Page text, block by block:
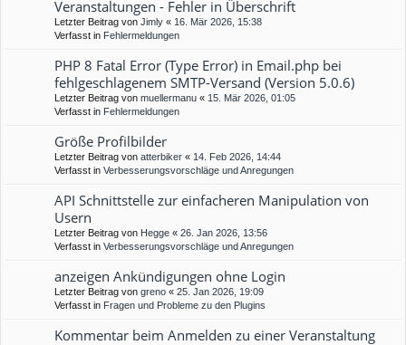
Veranstaltungen - Fehler in Überschrift
Letzter Beitrag von Jimly « 16. Mär 2026, 15:38
Verfasst in Fehlermeldungen
PHP 8 Fatal Error (Type Error) in Email.php bei
fehlgeschlagenem SMTP-Versand (Version 5.0.6)
Letzter Beitrag von muellermanu « 15. Mär 2026, 01:05
Verfasst in Fehlermeldungen
Größe Profilbilder
Letzter Beitrag von atterbiker « 14. Feb 2026, 14:44
Verfasst in Verbesserungsvorschläge und Anregungen
API Schnittstelle zur einfacheren Manipulation von
Usern
Letzter Beitrag von Hegge « 26. Jan 2026, 13:56
Verfasst in Verbesserungsvorschläge und Anregungen
anzeigen Ankündigungen ohne Login
Letzter Beitrag von greno « 25. Jan 2026, 19:09
Verfasst in Fragen und Probleme zu den Plugins
Kommentar beim Anmelden zu einer Veranstaltung